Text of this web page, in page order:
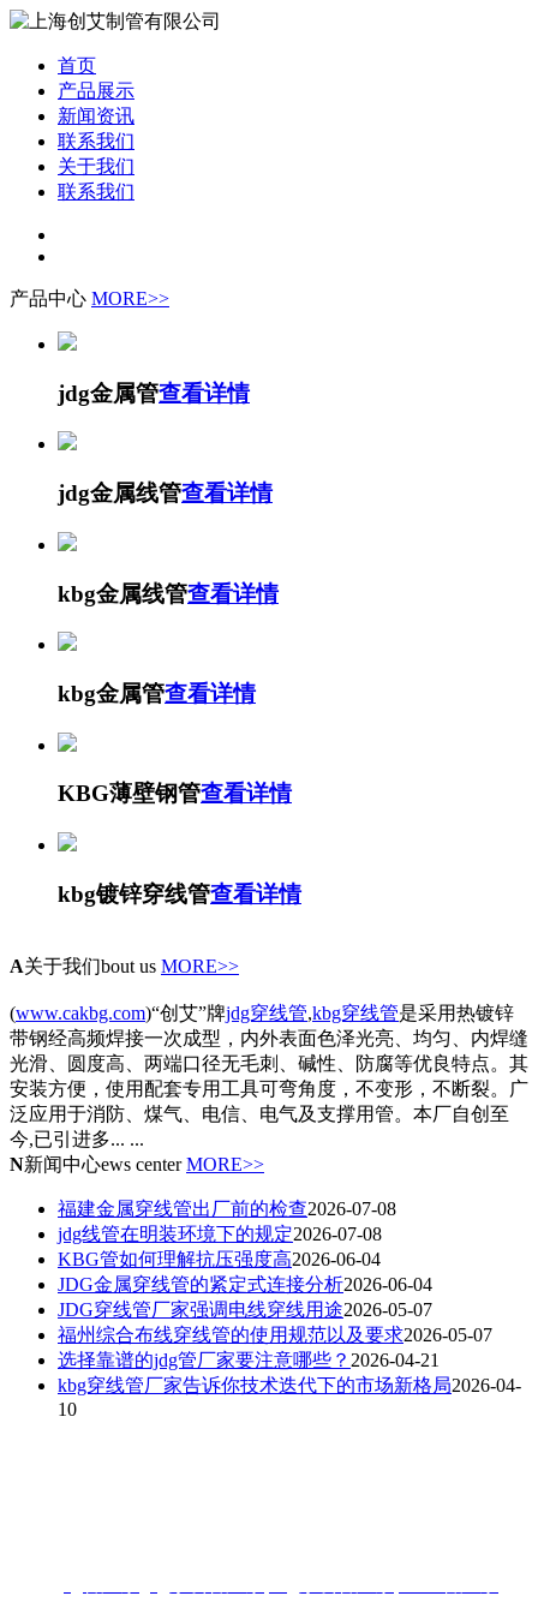
首页
产品展示
新闻资讯
联系我们
关于我们
联系我们
产品中心 MORE>>
jdg金属管查看详情
jdg金属线管查看详情
kbg金属线管查看详情
kbg金属管查看详情
KBG薄壁钢管查看详情
kbg镀锌穿线管查看详情
A关于我们bout us MORE>>
(www.cakbg.com)“创艾”牌jdg穿线管,kbg穿线管是采用热镀锌
带钢经高频焊接一次成型，内外表面色泽光亮、均匀、内焊缝
光滑、圆度高、两端口径无毛刺、碱性、防腐等优良特点。其
安装方便，使用配套专用工具可弯角度，不变形，不断裂。广
泛应用于消防、煤气、电信、电气及支撑用管。本厂自创至
今,已引进多... ...
N新闻中心ews center MORE>>
福建金属穿线管出厂前的检查2026-07-08
jdg线管在明装环境下的规定2026-07-08
KBG管如何理解抗压强度高2026-06-04
JDG金属穿线管的紧定式连接分析2026-06-04
JDG穿线管厂家强调电线穿线用途2026-05-07
福州综合布线穿线管的使用规范以及要求2026-05-07
选择靠谱的jdg管厂家要注意哪些？ 2026-04-21
kbg穿线管厂家告诉你技术迭代下的市场新格局2026-04-
10